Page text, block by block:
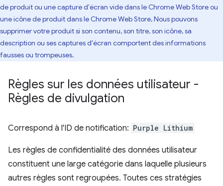
de produit ou une capture d'écran vide dans le Chrome Web Store ou
une icône de produit dans le Chrome Web Store, Nous pouvons
supprimer votre produit si son contenu, son titre, son icône, sa
description ou ses captures d'écran comportent des informations
fausses ou trompeuses.
Règles sur les données utilisateur -
Règles de divulgation
Correspond à l'ID de notification: Purple Lithium
Les règles de confidentialité des données utilisateur
constituent une large catégorie dans laquelle plusieurs
autres règles sont regroupées. Toutes ces stratégies